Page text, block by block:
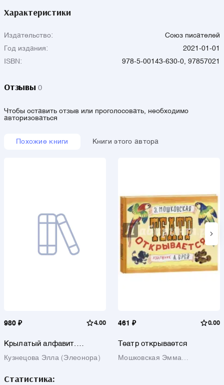
Характеристики
Издательство:
Союз писателей
Год издания:
2021-01-01
ISBN:
978-5-00143-630-0, 97857021
Отзывы 0
Чтобы оставить отзыв или проголосовать, необходимо
авторизоваться
Похожие книги Книги этого автора
980 ₽ 4.00
Крылатый алфавит.
Кузнецова Элла (Элеонора)
461 ₽ 0.00
Театр открывается
Мошковская Эмма
Статистика: